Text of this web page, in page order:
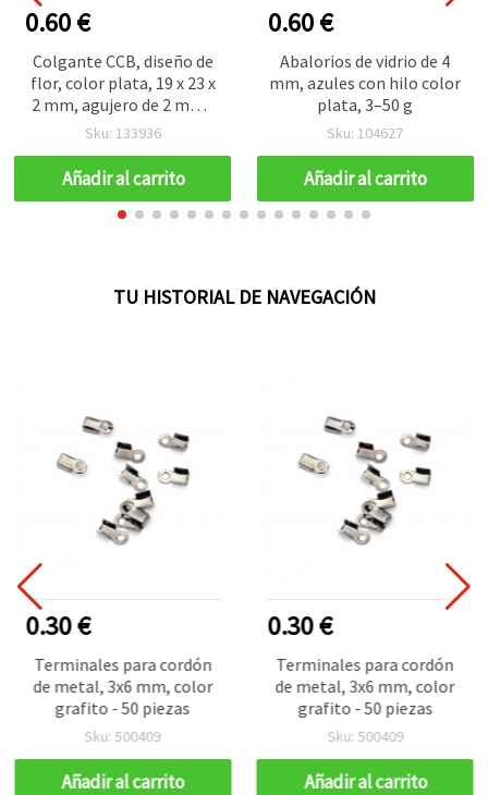
0.60 €
Colgante CCB, diseño de
flor, color plata, 19 x 23 x
2 mm, agujero de 2 mm -
10 piezas
Sku: 133936
Añadir al carrito
0.60 €
Abalorios de vidrio de 4
mm, azules con hilo color
plata, 3–50 g
Sku: 104627
Añadir al carrito
TU HISTORIAL DE NAVEGACIÓN
0.30 €
Terminales para cordón
de metal, 3x6 mm, color
grafito - 50 piezas
Sku: 500409
Añadir al carrito
0.30 €
Terminales para cordón
de metal, 3x6 mm, color
grafito - 50 piezas
Sku: 500409
Añadir al carrito